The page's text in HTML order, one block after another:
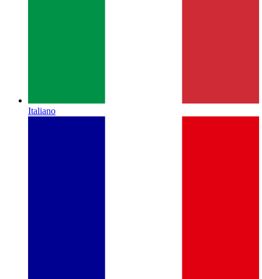
Italiano